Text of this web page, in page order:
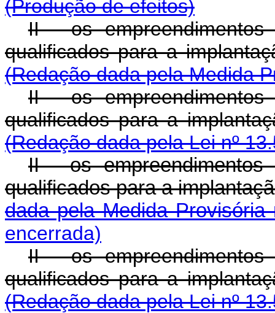
(Produção de efeitos)
II - os empreendimentos
qualificados para a
(Redação dada pela Medida
II - os empreendimentos
qualificados para a
(Redação dada pela Lei nº
II - os empreendimentos
qualificados para a
dada pela Medida Provisória
encerrada)
II - os empreendimentos
qualificados para a
(Redação dada pela Lei nº